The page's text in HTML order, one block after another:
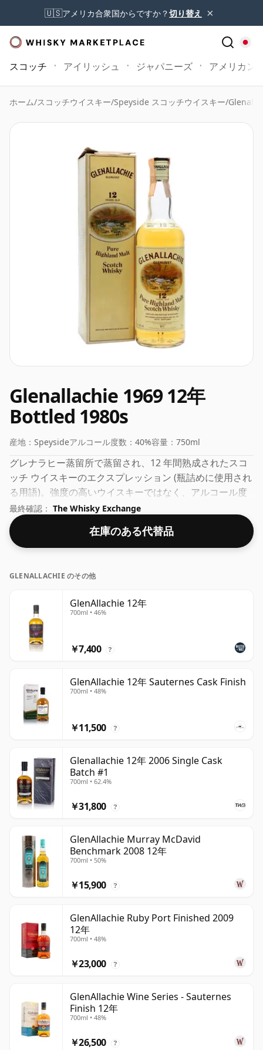
🇺🇸アメリカ合衆国からですか？切り替え ×
スコッチ アイリッシュ ジャパニーズ アメリカン
ホーム/スコッチウイスキー/Speyside スコッチウイスキー/
Glenallachie 1969 12年
Bottled 1980s
産地： Speysideアルコール度数： 40%容量： 750ml
グレナラヒー蒸留所で蒸留され、12 年間熟成されたスコ
ッチ ウイスキーのエクスプレッション (瓶詰めに使用され
る用語)。強度の高いウイスキーではなく、アルコール度
数 40% で、通常の 75cl のサイズで瓶詰めされています。
最終確認： The Whisky Exchange
在庫のある代替品
GLENALLACHIE のその他
GlenAllachie 12年
700ml • 46%
￥7,400 ?
GlenAllachie 12年 Sauternes Cask Finish
700ml • 48%
￥11,500 ?
Glenallachie 12年 2006 Single Cask
Batch #1
700ml • 62.4%
￥31,800 ?
GlenAllachie Murray McDavid
Benchmark 2008 12年
700ml • 50%
￥15,900 ?
GlenAllachie Ruby Port Finished 2009
12年
700ml • 48%
￥23,000 ?
GlenAllachie Wine Series - Sauternes
Finish 12年
700ml • 48%
￥26,500 ?